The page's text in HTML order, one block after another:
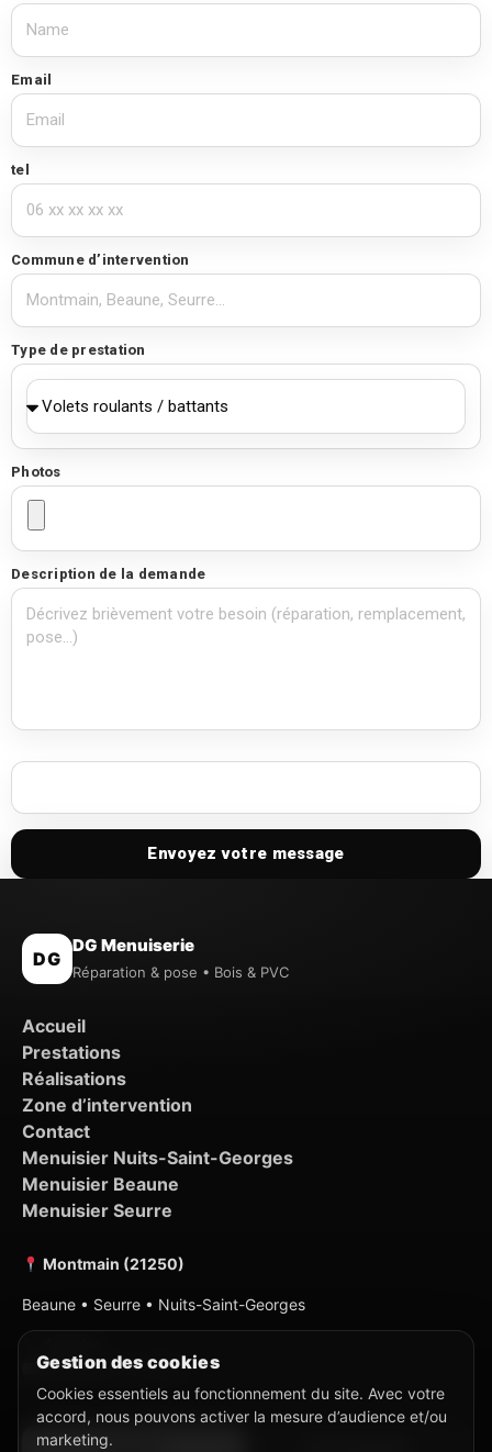
Email
tel
Commune d’intervention
Type de prestation
Photos
Description de la demande
Envoyez votre message
DG
DG Menuiserie
Réparation & pose • Bois & PVC
Accueil
Prestations
Réalisations
Zone d’intervention
Contact
Menuisier Nuits-Saint-Georges
Menuisier Beaune
Menuisier Seurre
Montmain (21250)
Beaune • Seurre • Nuits-Saint-Georges
Demander un devis
Appeler
Gestion des cookies
Cookies essentiels au fonctionnement du site. Avec votre
accord, nous pouvons activer la mesure d’audience et/ou
marketing.